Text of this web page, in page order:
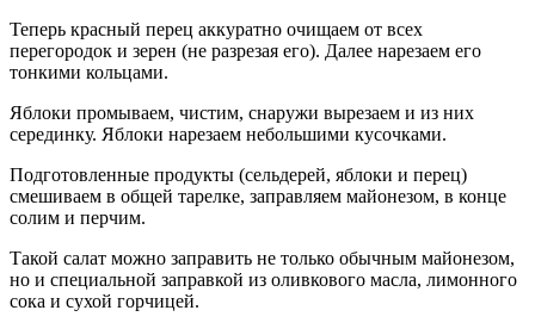
Теперь красный перец аккуратно очищаем от всех
перегородок и зерен (не разрезая его). Далее нарезаем его
тонкими кольцами.
Яблоки промываем, чистим, снаружи вырезаем и из них
серединку. Яблоки нарезаем небольшими кусочками.
Подготовленные продукты (сельдерей, яблоки и перец)
смешиваем в общей тарелке, заправляем майонезом, в конце
солим и перчим.
Такой салат можно заправить не только обычным майонезом,
но и специальной заправкой из оливкового масла, лимонного
сока и сухой горчицей.